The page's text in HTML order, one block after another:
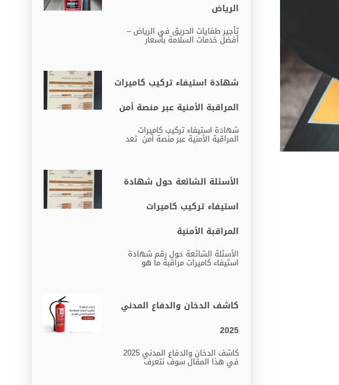
الرياض
تأجير طفايات الحريق في الرياض –
أفضل خدمات السلامة بأسعار
شهادة استيفاء تركيب كاميرات
المراقبة الأمنية عبر منصة أمن
شهادة استيفاء تركيب كاميرات
المراقبة الأمنية عبر منصة أمن تعد
الأسئلة الشائعة حول شهادة
استيفاء تركيب كاميرات
المراقبة الأمنية
الأسئلة الشائعة حول رقم شهادة
استيفاء كاميرات مراقبة ما هو
كاشف الدخان والدفاع المدني
2025
كاشف الدخان والدفاع المدني 2025
في هذا المقال سوف نتعرف